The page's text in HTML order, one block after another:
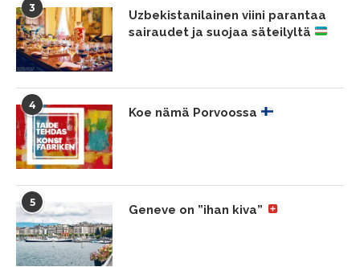
3
Uzbekistanilainen viini parantaa
sairaudet ja suojaa säteilyltä
4
Koe nämä Porvoossa
5
Geneve on ”ihan kiva”